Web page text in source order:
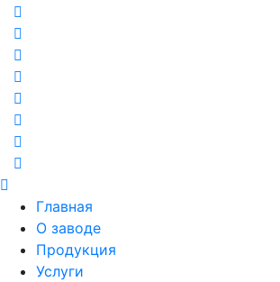
Главная
О заводе
Продукция
Услуги